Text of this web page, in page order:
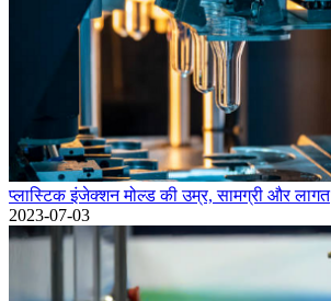
प्लास्टिक इंजेक्शन मोल्ड की उम्र, सामग्री और लागत
2023-07-03